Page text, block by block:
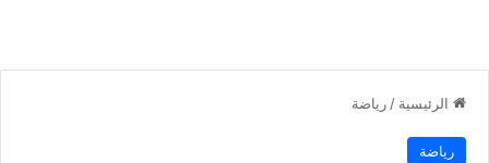
الرئيسية / رياضة
رياضة